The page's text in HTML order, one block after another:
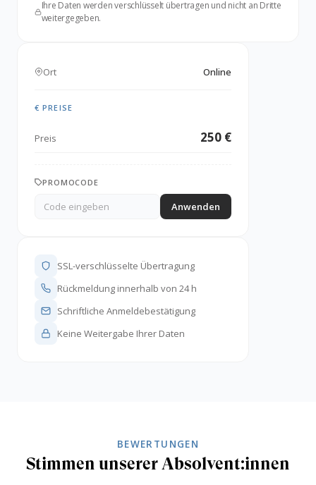
Ort Online
€ PREISE
Preis 250 €
PROMOCODE
Anwenden
SSL-verschlüsselte Übertragung
Rückmeldung innerhalb von 24 h
Schriftliche Anmeldebestätigung
Keine Weitergabe Ihrer Daten
Ihre Daten werden verschlüsselt übertragen und nicht an Dritte
weitergegeben.
BEWERTUNGEN
Stimmen unserer Absolvent:innen